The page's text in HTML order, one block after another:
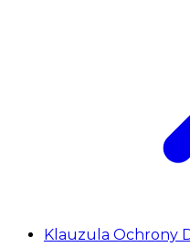
Klauzula Ochrony